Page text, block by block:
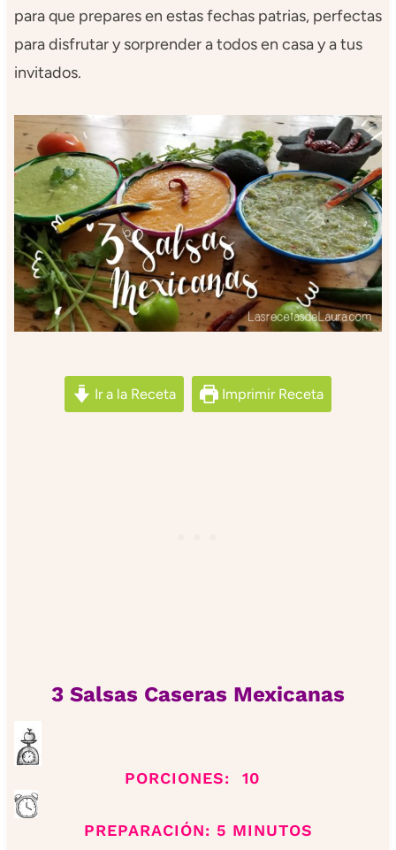
para que prepares en estas fechas patrias, perfectas
para disfrutar y sorprender a todos en casa y a tus
invitados.
Ir a la Receta Imprimir Receta
3 Salsas Caseras Mexicanas
PORCIONES: 10
PREPARACIÓN: 5 MINUTOS